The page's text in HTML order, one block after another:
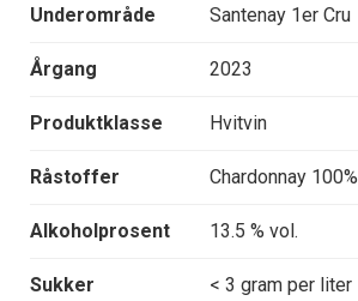
Underområde Santenay 1er Cru
Årgang 2023
Produktklasse Hvitvin
Råstoffer Chardonnay 100%
Alkoholprosent 13.5 % vol.
Sukker < 3 gram per liter